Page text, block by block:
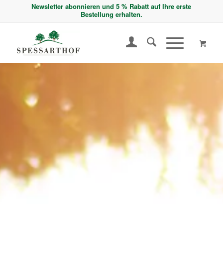
Newsletter abonnieren und 5 % Rabatt auf Ihre erste
Bestellung erhalten.